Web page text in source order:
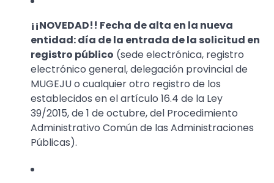
¡¡NOVEDAD!! Fecha de alta en la nueva
entidad: día de la entrada de la solicitud en
registro público (sede electrónica, registro
electrónico general, delegación provincial de
MUGEJU o cualquier otro registro de los
establecidos en el artículo 16.4 de la Ley
39/2015, de 1 de octubre, del Procedimiento
Administrativo Común de las Administraciones
Públicas).